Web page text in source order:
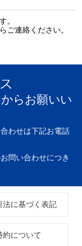
。
ご連絡ください。
からお願いい
わせは下記お電話
問い合わせにつき
法に基づく表記
約について